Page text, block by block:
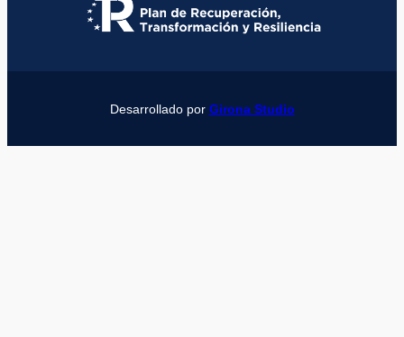
Desarrollado por Girona Studio